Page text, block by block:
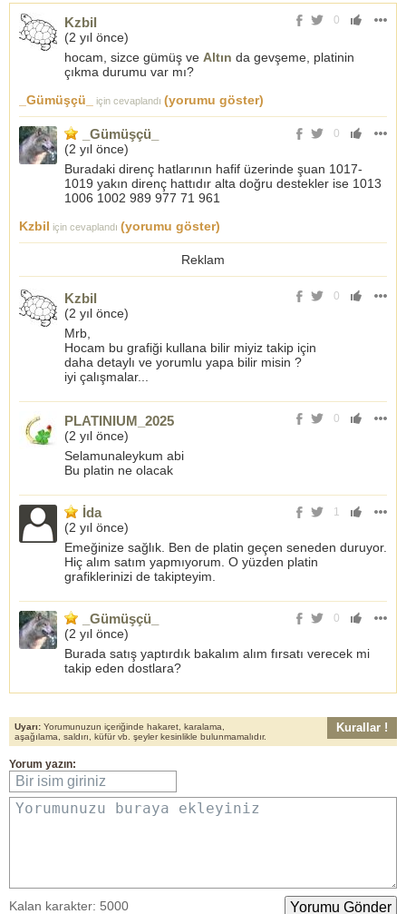
0
Kzbil
(2 yıl önce)
hocam, sizce gümüş ve Altın da gevşeme, platinin
çıkma durumu var mı?
_Gümüşçü_
için cevaplandı (yorumu göster)
0
_Gümüşçü_
(2 yıl önce)
Buradaki direnç hatlarının hafif üzerinde şuan 1017-
1019 yakın direnç hattıdır alta doğru destekler ise 1013
1006 1002 989 977 71 961
Kzbil için cevaplandı (yorumu göster)
Reklam
0
Kzbil
(2 yıl önce)
Mrb,
Hocam bu grafiği kullana bilir miyiz takip için
daha detaylı ve yorumlu yapa bilir misin ?
iyi çalışmalar...
0
PLATINIUM_2025
(2 yıl önce)
Selamunaleykum abi
Bu platin ne olacak
1
İda
(2 yıl önce)
Emeğinize sağlık. Ben de platin geçen seneden duruyor.
Hiç alım satım yapmıyorum. O yüzden platin
grafiklerinizi de takipteyim.
0
_Gümüşçü_
(2 yıl önce)
Burada satış yaptırdık bakalım alım fırsatı verecek mi
takip eden dostlara?
Uyarı: Yorumunuzun içeriğinde hakaret, karalama,
aşağılama, saldırı, küfür vb. şeyler kesinlikle bulunmamalıdır.
Kurallar !
Yorum yazın:
Bir isim giriniz
Yorumunuzu buraya ekleyiniz
Kalan karakter: 5000